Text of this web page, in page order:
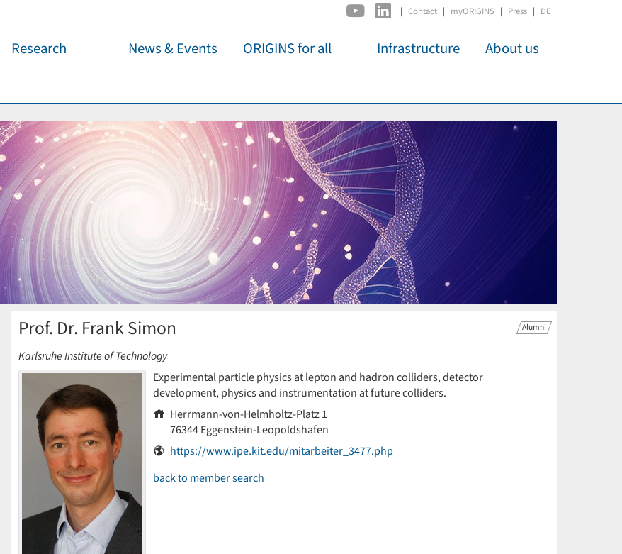
| Contact myORIGINS Press DE
Research
Workshop Support
Seed Projects
Research Partners
Publications
News & Events
Public Events
Important Dates
ORIGINS for all
Wissenschaft für
jedermann
Für Schulen
Lecture Pool
Infrastructure
ODSL / ODC
D-Hub
CORE
About us
Panels
Alumni
Prof. Dr. Frank Simon
Karlsruhe Institute of Technology
Experimental particle physics at lepton and hadron colliders, detector
development, physics and instrumentation at future colliders.
Herrmann-von-Helmholtz-Platz 1
76344Eggenstein-Leopoldshafen
https://www.ipe.kit.edu/mitarbeiter_3477.php
back to member search